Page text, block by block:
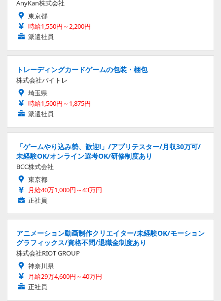
AnyKan株式会社
東京都
時給1,550円～2,200円
派遣社員
トレーディングカードゲームの包装・梱包
株式会社バイトレ
埼玉県
時給1,500円～1,875円
派遣社員
「ゲームやり込み勢、歓迎!」/アプリテスター/月収30万可/
未経験OK/オンライン選考OK/研修制度あり
BCC株式会社
東京都
月給40万1,000円～43万円
正社員
アニメーション動画制作クリエイター/未経験OK/モーション
グラフィックス/資格不問/退職金制度あり
株式会社RIOT GROUP
神奈川県
月給29万4,600円～40万円
正社員